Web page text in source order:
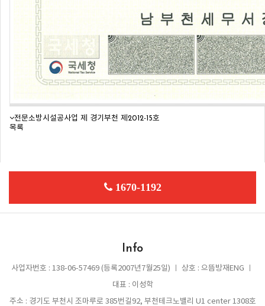
전문소방시설공사업 제 경기부천 제2012-15호
목록
1670-1192
Info
사업자번호 : 138-06-57469 (등록2007년7월25일) ㅣ 상호 : 으뜸방재ENG ㅣ
대표 : 이성학
주소 : 경기도 부천시 조마루로 385번길92, 부천테크노밸리 U1 center 1308호